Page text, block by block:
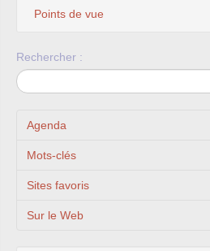
Points de vue
Rechercher :
Agenda
Mots-clés
Sites favoris
Sur le Web